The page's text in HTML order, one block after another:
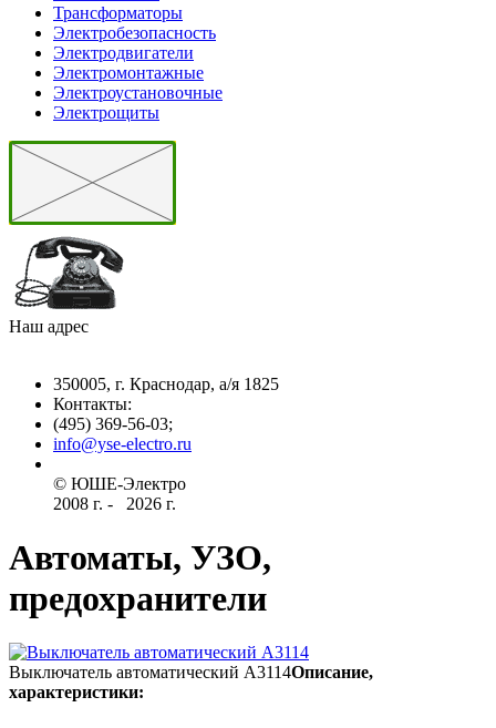
Трансформаторы
Электробезопасность
Электродвигатели
Электромонтажные
Электроустановочные
Электрощиты
Наш адрес
350005, г. Краснодар, а/я 1825
Контакты: ­
(495) 369-56-03;
info@yse-electro.ru­
© ЮШЕ-Эл­ектро ­
2008 г­. - ­ ­­­­­
2026 г.
Автоматы, УЗО,
предохранители
Выключатель автоматический А3114Описание,
характеристики: